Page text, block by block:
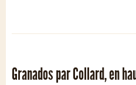
Granados par Collard, en